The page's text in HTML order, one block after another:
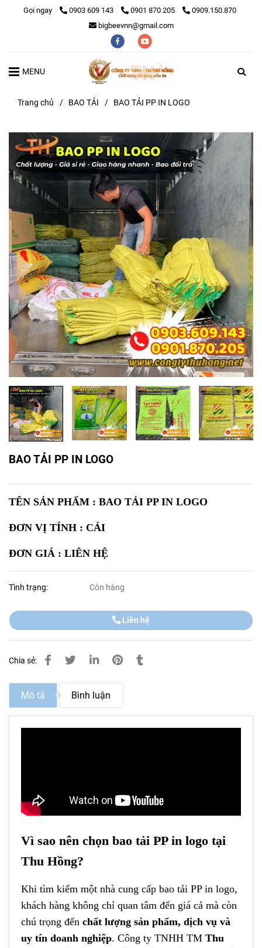
Gọi ngay 0903 609 143 0901 870 205
0909.150.870
bigbeevnn@gmail.com
MENU
Trang chủ / BAO TẢI / BAO TẢI PP IN LOGO
BAO TẢI PP IN LOGO
TÊN SẢN PHẨM : BAO TẢI PP IN LOGO
ĐƠN VỊ TÍNH : CÁI
ĐƠN GIÁ : LIÊN HỆ
Tình trạng: Còn hàng
Liên hệ
Chia sẻ:
Mô tả Bình luận
Vì sao nên chọn bao tải PP in logo tại
Thu Hồng?
Khi tìm kiếm một nhà cung cấp bao tải PP in logo,
khách hàng không chỉ quan tâm đến giá cả mà còn
chú trọng đến chất lượng sản phẩm, dịch vụ và
uy tín doanh nghiệp. Công ty TNHH TM Thu